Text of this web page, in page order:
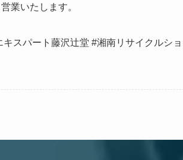
業いたします。
スパート藤沢辻堂 #湘南リサイクルシ